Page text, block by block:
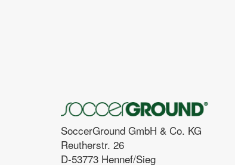
SoccerGround GmbH & Co. KG
Reutherstr. 26
D-53773 Hennef/Sieg